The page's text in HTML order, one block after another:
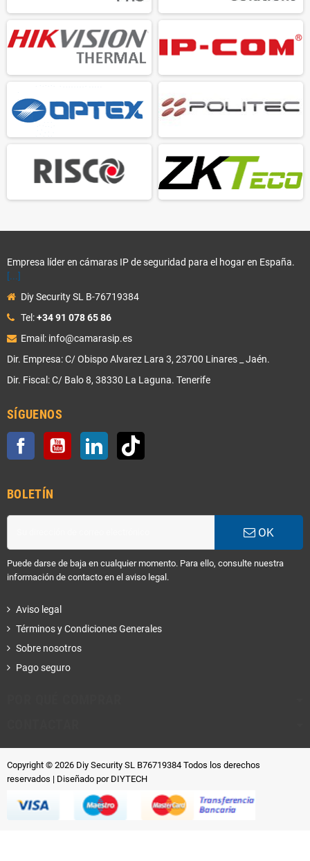
Empresa líder en cámaras IP de seguridad para el hogar en España.
[...]
Diy Security SL B-76719384
Tel:+34 91 078 65 86
Email: info@camarasip.es
Dir. Empresa: C/ Obispo Alvarez Lara 3, 23700 Linares _ Jaén.
Dir. Fiscal: C/ Balo 8, 38330 La Laguna. Tenerife
SÍGUENOS
Facebook YouTube LinkedIn
BOLETÍN
OK
Puede darse de baja en cualquier momento. Para ello, consulte nuestra
información de contacto en el aviso legal.
Aviso legal
Términos y Condiciones Generales
Sobre nosotros
Pago seguro
Copyright © 2026 Diy Security SL B76719384 Todos los derechos
reservados | Diseñado por DIYTECH